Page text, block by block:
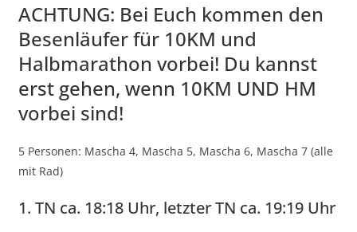
ACHTUNG: Bei Euch kommen den
Besenläufer für 10KM und
Halbmarathon vorbei! Du kannst
erst gehen, wenn 10KM UND HM
vorbei sind!
5 Personen: Mascha 4, Mascha 5, Mascha 6, Mascha 7 (alle
mit Rad)
1. TN ca. 18:18 Uhr, letzter TN ca. 19:19 Uhr